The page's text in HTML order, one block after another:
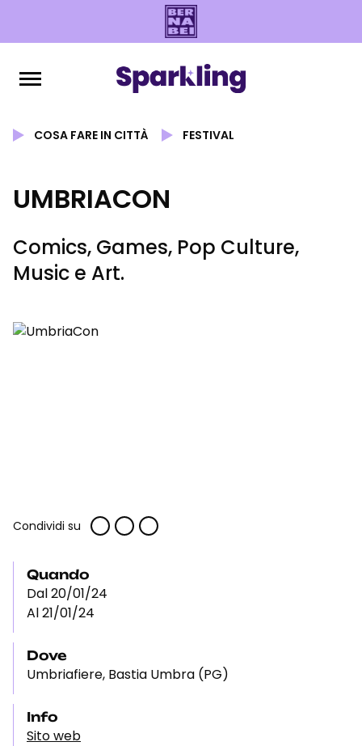
COSA FARE IN CITTÀ FESTIVAL
UMBRIACON
Comics, Games, Pop Culture,
Music e Art.
Condividi su
Quando
Dal 20/01/24
Al 21/01/24
Dove
Umbriafiere, Bastia Umbra (PG)
Info
Sito web